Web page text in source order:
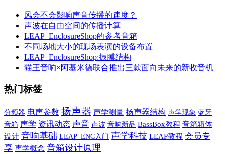
风会不会影响声音传播的速度？
声波在自由空间的传播计算
LEAP_EnclosureShop的参考音箱
不同场地大小的现场表演的设备布置
LEAP_EnclosureShop:振膜结构
猫王音响×阿基米德联合推出三款面向未来的新收音机
热门标签
分频器 电声参数 扬声器 声学测量 扬声器结构 声学现象 蓝牙
音箱 声学 资讯动态 声音 声波 音响新品 BassBox教程 音箱箱体
设计 音响基础 LEAP_ENC入门 声学科技 LEAP教程 会员专
享 声学概念 音箱设计原理